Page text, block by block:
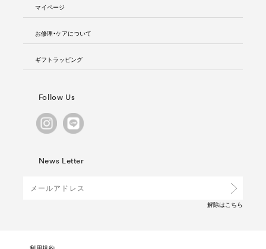
マイページ
お修理・ケアについて
ギフトラッピング
Follow Us
News Letter
解除はこちら